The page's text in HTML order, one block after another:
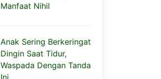
Manfaat Nihil
Anak Sering Berkeringat
Dingin Saat Tidur,
Waspada Dengan Tanda
Ini